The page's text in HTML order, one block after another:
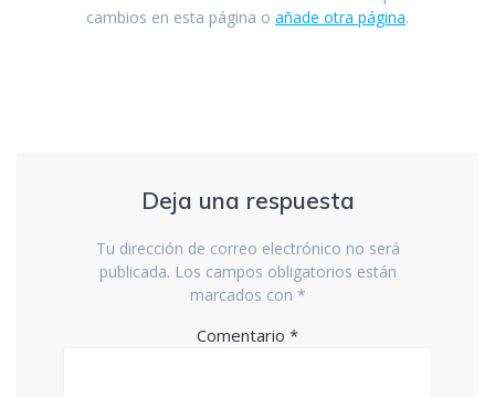
cambios en esta página o añade otra página.
Deja una respuesta
Tu dirección de correo electrónico no será
publicada. Los campos obligatorios están
marcados con *
Comentario *